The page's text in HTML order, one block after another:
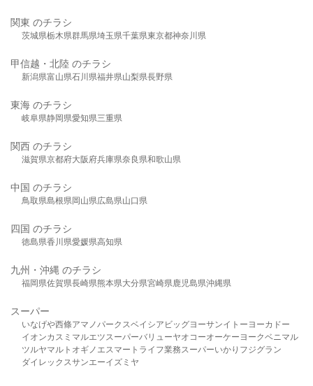
関東 のチラシ
茨城県栃木県群馬県埼玉県千葉県東京都神奈川県
甲信越・北陸 のチラシ
新潟県富山県石川県福井県山梨県長野県
東海 のチラシ
岐阜県静岡県愛知県三重県
関西 のチラシ
滋賀県京都府大阪府兵庫県奈良県和歌山県
中国 のチラシ
鳥取県島根県岡山県広島県山口県
四国 のチラシ
徳島県香川県愛媛県高知県
九州・沖縄 のチラシ
福岡県佐賀県長崎県熊本県大分県宮崎県 鹿児島県沖縄県
スーパー
いなげや西條アマノパークスベイシア ビッグヨーサンイトーヨーカドー
イオンカスミ マルエツ スーパーバリューヤオコーオーケー ヨークベニマル
ツルヤマルト オギノ エスマート ライフ業務スーパーいかり フジグラン
ダイレックスサンエーイズミヤ